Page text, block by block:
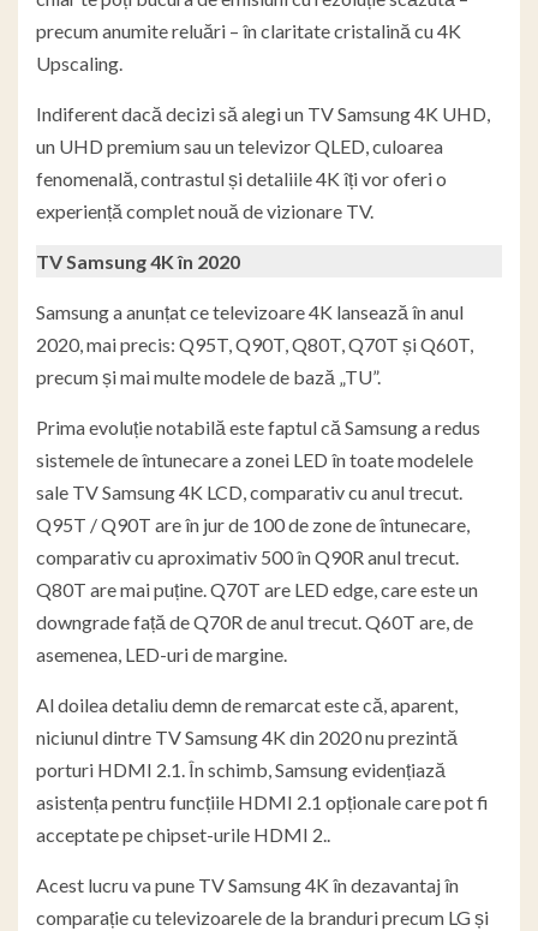
precum anumite reluări – în claritate cristalină cu 4K
Upscaling.
Indiferent dacă decizi să alegi un TV Samsung 4K UHD,
un UHD premium sau un televizor QLED, culoarea
fenomenală, contrastul și detaliile 4K îți vor oferi o
experiență complet nouă de vizionare TV.
TV Samsung 4K în 2020
Samsung a anunțat ce televizoare 4K lansează în anul
2020, mai precis: Q95T, Q90T, Q80T, Q70T și Q60T,
precum și mai multe modele de bază „TU”.
Prima evoluție notabilă este faptul că Samsung a redus
sistemele de întunecare a zonei LED în toate modelele
sale TV Samsung 4K LCD, comparativ cu anul trecut.
Q95T / Q90T are în jur de 100 de zone de întunecare,
comparativ cu aproximativ 500 în Q90R anul trecut.
Q80T are mai puține. Q70T are LED edge, care este un
downgrade față de Q70R de anul trecut. Q60T are, de
asemenea, LED-uri de margine.
Al doilea detaliu demn de remarcat este că, aparent,
niciunul dintre TV Samsung 4K din 2020 nu prezintă
porturi HDMI 2.1. În schimb, Samsung evidențiază
asistența pentru funcțiile HDMI 2.1 opționale care pot fi
acceptate pe chipset-urile HDMI 2..
Acest lucru va pune TV Samsung 4K în dezavantaj în
comparație cu televizoarele de la branduri precum LG și